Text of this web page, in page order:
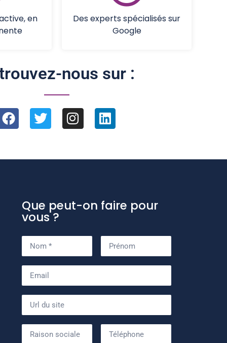
en
Des experts spécialisés sur
Google
nous sur :
Que peut-on faire pour
vous ?